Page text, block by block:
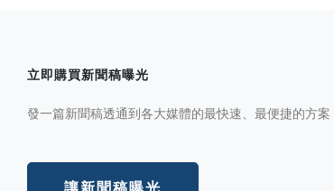
立即購買新聞稿曝光
發一篇新聞稿透通到各大媒體的最快速、最便捷的方案